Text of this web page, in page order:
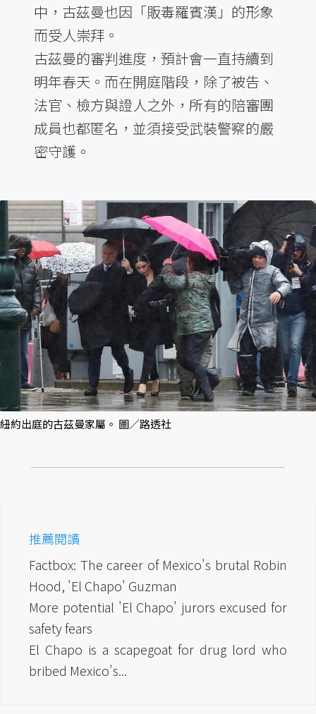
中，古茲曼也因「販毒羅賓漢」的形象
而受人崇拜。
古茲曼的審判進度，預計會一直持續到
明年春天。而在開庭階段，除了被告、
法官、檢方與證人之外，所有的陪審團
成員也都匿名，並須接受武裝警察的嚴
密守護。
紐約出庭的古茲曼家屬。 圖／路透社
推薦閱讀
Factbox: The career of Mexico's brutal Robin
Hood, 'El Chapo' Guzman
More potential 'El Chapo' jurors excused for
safety fears
El Chapo is a scapegoat for drug lord who
bribed Mexico's...